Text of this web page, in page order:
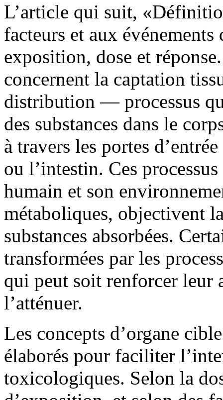
L’article qui suit,
facteurs et aux
exposition, dose et
concernent la captation
distribution — processus
des substances dans le
à travers les portes
ou l’intestin. Ces
humain et son
métaboliques, objectivent
substances absorbées.
transformées par les
qui peut soit renforcer
l’atténuer.
Les concepts d’organe
élaborés pour faciliter
toxicologiques. Selon la